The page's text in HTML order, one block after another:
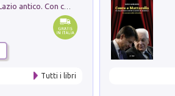
I monumenti funerari del Lazio antico. Con cartella con tavole
Tutti i libri